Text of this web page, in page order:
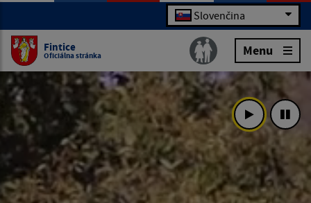
Slovenčina
Fintice
Oficiálna stránka Menu